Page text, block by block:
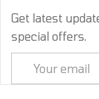
Get latest
special offers.